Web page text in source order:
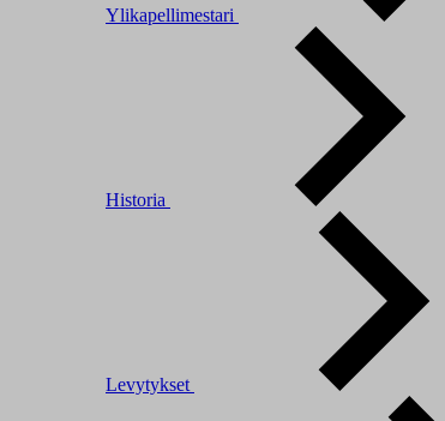
Ylikapellimestari
Historia
Levytykset